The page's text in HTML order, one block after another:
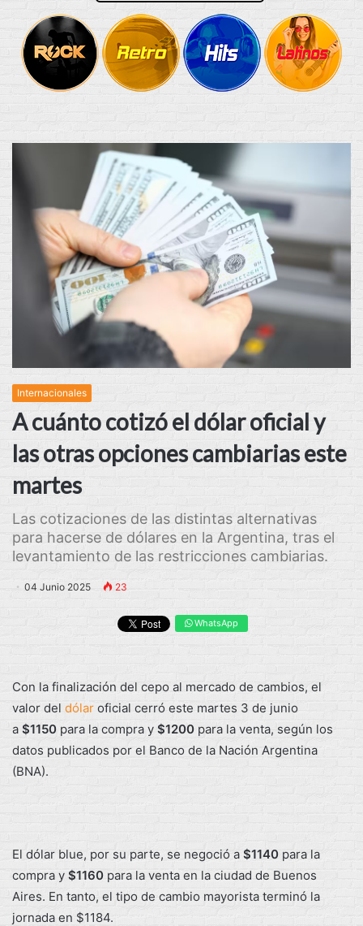
Internacionales
A cuánto cotizó el dólar oficial y
las otras opciones cambiarias este
martes
Las cotizaciones de las distintas alternativas
para hacerse de dólares en la Argentina, tras el
levantamiento de las restricciones cambiarias.
04 Junio 2025 23
WhatsApp
Con la finalización del cepo al mercado de cambios, el
valor del dólar oficial cerró este martes 3 de junio
a $1150 para la compra y $1200 para la venta, según los
datos publicados por el Banco de la Nación Argentina
(BNA).
El dólar blue, por su parte, se negoció a $1140 para la
compra y $1160 para la venta en la ciudad de Buenos
Aires. En tanto, el tipo de cambio mayorista terminó la
jornada en $1184.